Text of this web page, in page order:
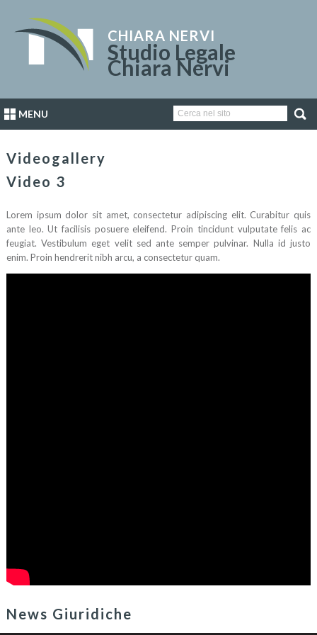
CHIARA NERVI
Studio Legale
Chiara Nervi
MENU
Videogallery
Video 3
Lorem ipsum dolor sit amet, consectetur adipiscing elit. Curabitur quis
ante leo. Ut facilisis posuere eleifend. Proin tincidunt vulputate felis ac
feugiat. Vestibulum eget velit sed ante semper pulvinar. Nulla id justo
enim. Proin hendrerit nibh arcu, a consectetur quam.
News Giuridiche